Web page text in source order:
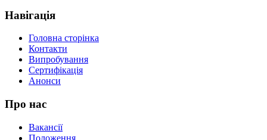
Навігація
Головна сторінка
Контакти
Випробування
Сертифікація
Анонси
Про нас
Вакансії
Положення